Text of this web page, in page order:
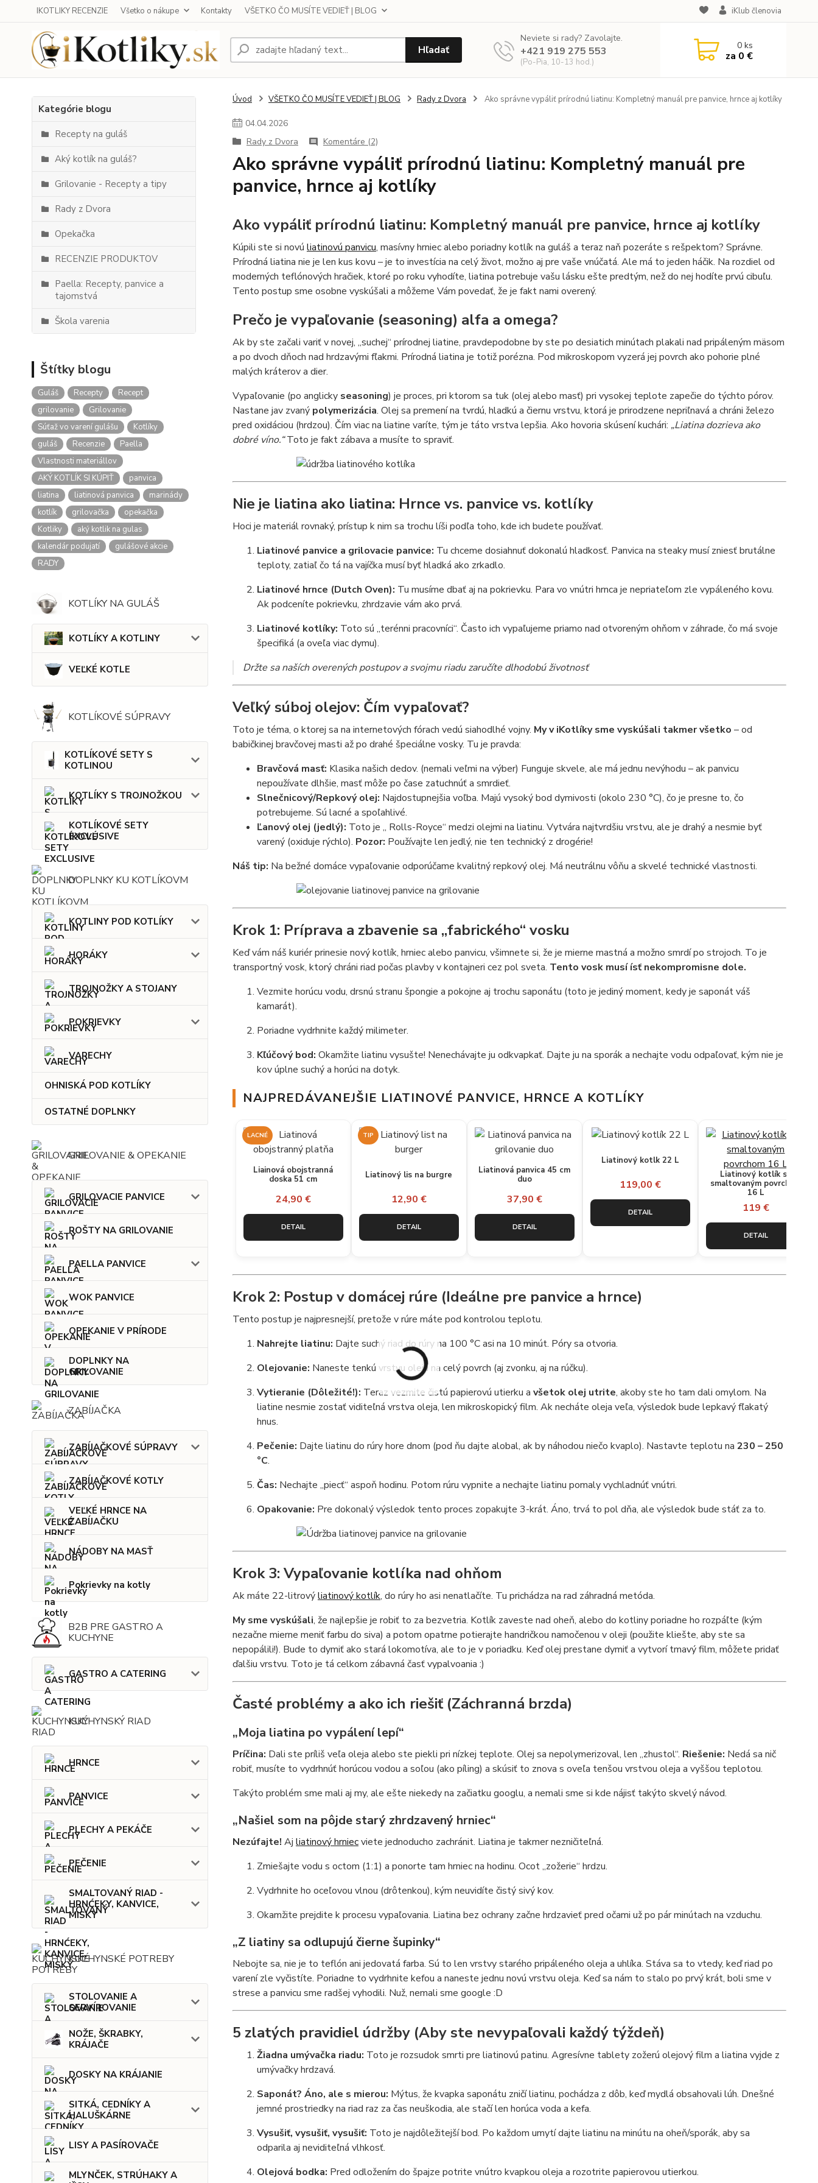
IKOTLIKY RECENZIE Všetko o nákupe Kontakty VŠETKO ČO MUSÍTE VEDIEŤ | BLOG iKlub členovia
Hľadať
Neviete si rady? Zavolajte.
+421 919 275 553
(Po-Pia, 10-13 hod.)
0ks
za 0 €
Kategórie blogu
Recepty na guláš
Aký kotlík na guláš?
Grilovanie - Recepty a tipy
Rady z Dvora
Opekačka
RECENZIE PRODUKTOV
Paella: Recepty, panvice a
tajomstvá
Škola varenia
Štítky blogu
Guláš Recepty
Recept
grilovanie
Grilovanie
Súťaž vo varení gulášu
Kotlíky
guláš
Recenzie
Paella
Vlastnosti materiállov
AKÝ KOTLÍK SI KÚPIŤ
panvica
liatina
liatinová panvica
marinády
kotlík
grilovačka
opekačka
Kotliky
aký kotlik na gulas
kalendár podujatí
gulášové akcie
RADY
KOTLÍKY NA GULÁŠ
KOTLÍKY A KOTLINY
VEĽKÉ KOTLE
KOTLÍKOVÉ SÚPRAVY
KOTLÍKOVÉ SETY S
KOTLINOU
KOTLÍKY S TROJNOŽKOU
KOTLÍKOVÉ SETY
EXCLUSIVE
DOPLNKY KU KOTLÍKOVM
KOTLINY POD KOTLÍKY
HORÁKY
TROJNOŽKY A STOJANY
POKRIEVKY
VARECHY
OHNISKÁ POD KOTLÍKY
OSTATNÉ DOPLNKY
GRILOVANIE & OPEKANIE
GRILOVACIE PANVICE
ROŠTY NA GRILOVANIE
PAELLA PANVICE
WOK PANVICE
OPEKANIE V PRÍRODE
DOPLNKY NA
GRILOVANIE
ZABÍJAČKA
ZABÍJAČKOVÉ SÚPRAVY
ZABÍJAČKOVÉ KOTLY
VEĽKÉ HRNCE NA
ZABÍJAČKU
NÁDOBY NA MASŤ
Pokrievky na kotly
B2B PRE GASTRO A
KUCHYNE
GASTRO A CATERING
KUCHYNSKÝ RIAD
HRNCE
PANVICE
PLECHY A PEKÁČE
PEČENIE
SMALTOVANÝ RIAD -
HRNĆEKY, KANVICE,
MISKY
KUCHYNSKÉ POTREBY
STOLOVANIE A
SERVÍROVANIE
NOŽE, ŠKRABKY,
KRÁJAČE
DOSKY NA KRÁJANIE
SITKÁ, CEDNÍKY A
HALUŠKÁRNE
LISY A PASÍROVAČE
MLYNČEK, STRÚHAKY A
Úvod VŠETKO ČO MUSÍTE VEDIEŤ | BLOG Rady z Dvora Ako správne vypáliť prírodnú liatinu: Kompletný manuál pre panvice, hrnce aj kotlíky
04.04.2026
Rady z Dvora
Komentáre (2)
Ako správne vypáliť prírodnú liatinu: Kompletný manuál pre
panvice, hrnce aj kotlíky
Ako vypáliť prírodnú liatinu: Kompletný manuál pre panvice, hrnce aj kotlíky
Kúpili ste si novú liatinovú panvicu, masívny hrniec alebo poriadny kotlík na guláš a teraz naň pozeráte s rešpektom? Správne.
Prírodná liatina nie je len kus kovu – je to investícia na celý život, možno aj pre vaše vnúčatá. Ale má to jeden háčik. Na rozdiel od
moderných teflónových hračiek, ktoré po roku vyhodíte, liatina potrebuje vašu lásku ešte predtým, než do nej hodíte prvú cibuľu.
Tento postup sme osobne vyskúšali a môžeme Vám povedať, že je fakt nami overený.
Prečo je vypaľovanie (seasoning) alfa a omega?
Ak by ste začali variť v novej, „suchej“ prírodnej liatine, pravdepodobne by ste po desiatich minútach plakali nad pripáleným mäsom
a po dvoch dňoch nad hrdzavými fľakmi. Prírodná liatina je totiž porézna. Pod mikroskopom vyzerá jej povrch ako pohorie plné
malých kráterov a dier.
Vypaľovanie (po anglicky seasoning) je proces, pri ktorom sa tuk (olej alebo masť) pri vysokej teplote zapečie do týchto pórov.
Nastane jav zvaný polymerizácia. Olej sa premení na tvrdú, hladkú a čiernu vrstvu, ktorá je prirodzene nepriľnavá a chráni železo
pred oxidáciou (hrdzou). Čím viac na liatine varíte, tým je táto vrstva lepšia. Ako hovoria skúsení kuchári: „Liatina dozrieva ako
dobré víno.“Toto je fakt zábava a musíte to spraviť.
Nie je liatina ako liatina: Hrnce vs. panvice vs. kotlíky
Hoci je materiál rovnaký, prístup k nim sa trochu líši podľa toho, kde ich budete používať.
Liatinové panvice a grilovacie panvice: Tu chceme dosiahnuť dokonalú hladkosť. Panvica na steaky musí zniesť brutálne
teploty, zatiaľ čo tá na vajíčka musí byť hladká ako zrkadlo.
Liatinové hrnce (Dutch Oven): Tu musíme dbať aj na pokrievku. Para vo vnútri hrnca je nepriateľom zle vypáleného kovu.
Ak podceníte pokrievku, zhrdzavie vám ako prvá.
Liatinové kotlíky: Toto sú „terénni pracovníci“. Často ich vypaľujeme priamo nad otvoreným ohňom v záhrade, čo má svoje
špecifiká (a oveľa viac dymu).
Držte sa naších overených postupov a svojmu riadu zaručíte dlhodobú životnosť
Veľký súboj olejov: Čím vypaľovať?
Toto je téma, o ktorej sa na internetových fórach vedú siahodlhé vojny. My v iKotlíky sme vyskúšali takmer všetko – od
babičkinej bravčovej masti až po drahé špeciálne vosky. Tu je pravda:
Bravčová masť: Klasika našich dedov. (nemali veľmi na výber) Funguje skvele, ale má jednu nevýhodu – ak panvicu
nepoužívate dlhšie, masť môže po čase zatuchnúť a smrdieť.
Slnečnicový/Repkový olej: Najdostupnejšia voľba. Majú vysoký bod dymivosti (okolo 230 °C), čo je presne to, čo
potrebujeme. Sú lacné a spoľahlivé.
Ľanový olej (jedlý): Toto je „ Rolls-Royce“ medzi olejmi na liatinu. Vytvára najtvrdšiu vrstvu, ale je drahý a nesmie byť
varený (oxiduje rýchlo). Pozor: Používajte len jedlý, nie ten technický z drogérie!
Náš tip: Na bežné domáce vypaľovanie odporúčame kvalitný repkový olej. Má neutrálnu vôňu a skvelé technické vlastnosti.
Krok 1: Príprava a zbavenie sa „fabrického“ vosku
Keď vám náš kuriér prinesie nový kotlík, hrniec alebo panvicu, všimnete si, že je mierne mastná a možno smrdí po strojoch. To je
transportný vosk, ktorý chráni riad počas plavby v kontajneri cez pol sveta. Tento vosk musí ísť nekompromisne dole.
Vezmite horúcu vodu, drsnú stranu špongie a pokojne aj trochu saponátu (toto je jediný moment, kedy je saponát váš
kamarát).
Poriadne vydrhnite každý milimeter.
Kľúčový bod: Okamžite liatinu vysušte! Nenechávajte ju odkvapkať. Dajte ju na sporák a nechajte vodu odpaľovať, kým nie je
kov úplne suchý a horúci na dotyk.
NAJPREDÁVANEJŠIE LIATINOVÉ PANVICE, HRNCE A KOTLÍKY
LACNÉ
Liainová obojstranná
doska 51 cm
24,90 €
DETAIL
TIP
Liatinový lis na burgre
12,90 €
DETAIL
Liatinová panvica 45 cm
duo
37,90 €
DETAIL
Liatinový kotlk 22 L
119,00 €
DETAIL
Liatinový kotlík so
smaltovaným povrchom
16 L
119 €
DETAIL
Krok 2: Postup v domácej rúre (Ideálne pre panvice a hrnce)
Tento postup je najpresnejší, pretože v rúre máte pod kontrolou teplotu.
Nahrejte liatinu: Dajte suchý riad do rúry na 100 °C asi na 10 minút. Póry sa otvoria.
Olejovanie: Naneste tenkú vrstvu oleja na celý povrch (aj zvonku, aj na rúčku).
Vytieranie (Dôležité!): Teraz vezmite čistú papierovú utierku a všetok olej utrite, akoby ste ho tam dali omylom. Na
liatine nesmie zostať viditeľná vrstva oleja, len mikroskopický film. Ak necháte oleja veľa, výsledok bude lepkavý fľakatý
hnus.
Pečenie: Dajte liatinu do rúry hore dnom (pod ňu dajte alobal, ak by náhodou niečo kvaplo). Nastavte teplotu na 230 – 250
°C.
Čas: Nechajte „piecť“ aspoň hodinu. Potom rúru vypnite a nechajte liatinu pomaly vychladnúť vnútri.
Opakovanie: Pre dokonalý výsledok tento proces zopakujte 3-krát. Áno, trvá to pol dňa, ale výsledok bude stáť za to.
Krok 3: Vypaľovanie kotlíka nad ohňom
Ak máte 22-litrovýliatinový kotlík, do rúry ho asi nenatlačíte. Tu prichádza na rad záhradná metóda.
My sme vyskúšali, že najlepšie je robiť to za bezvetria. Kotlík zaveste nad oheň, alebo do kotliny poriadne ho rozpáľte (kým
nezačne mierne meniť farbu do siva) a potom opatrne potierajte handričkou namočenou v oleji (použite kliešte, aby ste sa
nepopálili!). Bude to dymiť ako stará lokomotíva, ale to je v poriadku. Keď olej prestane dymiť a vytvorí tmavý film, môžete pridať
ďalšiu vrstvu. Toto je tá celkom zábavná časť vypalvoania :)
Časté problémy a ako ich riešiť (Záchranná brzda)
„Moja liatina po vypálení lepí“
Príčina: Dali ste príliš veľa oleja alebo ste piekli pri nízkej teplote. Olej sa nepolymerizoval, len „zhustol“. Riešenie: Nedá sa nič
robiť, musíte to vydrhnúť horúcou vodou a soľou (ako píling) a skúsiť to znova s oveľa tenšou vrstvou oleja a vyššou teplotou.
Takýto problém sme mali aj my, ale ešte niekedy na začiatku googlu, a nemali sme si kde nájisť takýto skvelý návod.
„Našiel som na pôjde starý zhrdzavený hrniec“
Nezúfajte! Aj liatinový hrniecviete jednoducho zachránit. Liatina je takmer nezničiteľná.
Zmiešajte vodu s octom (1:1) a ponorte tam hrniec na hodinu. Ocot „zožerie“ hrdzu.
Vydrhnite ho oceľovou vlnou (drôtenkou), kým neuvidíte čistý sivý kov.
Okamžite prejdite k procesu vypaľovania. Liatina bez ochrany začne hrdzavieť pred očami už po pár minútach na vzduchu.
„Z liatiny sa odlupujú čierne šupinky“
Nebojte sa, nie je to teflón ani jedovatá farba. Sú to len vrstvy starého pripáleného oleja a uhlíka. Stáva sa to vtedy, keď riad po
varení zle vyčistíte. Poriadne to vydrhnite kefou a naneste jednu novú vrstvu oleja. Keď sa nám to stalo po prvý krát, boli sme v
strese a panvicu sme radšej vyhodili. Nuž, nemali sme google :D
5 zlatých pravidiel údržby (Aby ste nevypaľovali každý týždeň)
Žiadna umývačka riadu: Toto je rozsudok smrti pre liatinovú patinu. Agresívne tablety zožerú olejový film a liatina vyjde z
umývačky hrdzavá.
Saponát? Áno, ale s mierou: Mýtus, že kvapka saponátu zničí liatinu, pochádza z dôb, keď mydlá obsahovali lúh. Dnešné
jemné prostriedky na riad raz za čas neuškodia, ale stačí len horúca voda a kefa.
Vysušiť, vysušiť, vysušiť: Toto je najdôležitejší bod. Po každom umytí dajte liatinu na minútu na oheň/sporák, aby sa
odparila aj neviditeľná vlhkosť.
Olejová bodka: Pred odložením do špajze potrite vnútro kvapkou oleja a rozotrite papierovou utierkou.